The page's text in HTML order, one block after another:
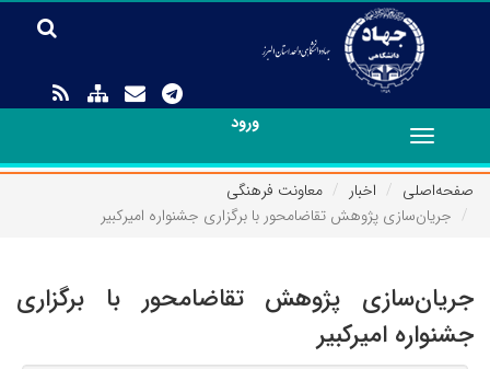
ورود
Toggle
navigation
صفحه‌اصلی
اخبار
معاونت فرهنگی
جریان‌سازی پژوهش تقاضامحور با برگزاری جشنواره امیرکبیر
جریان‌سازی پژوهش تقاضامحور با برگزاری
جشنواره امیرکبیر